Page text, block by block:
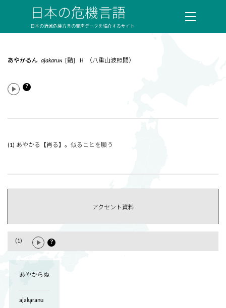
日本の危機言語
日本の消滅危機方言の音声データを紹介するサイト
あやかるん ajakaruɴ [動] H （八重山波照間）
？
(1) あやかる【肖る】。似ることを願う
アクセント資料
(1) ？
あやからぬ
ajakḁranu